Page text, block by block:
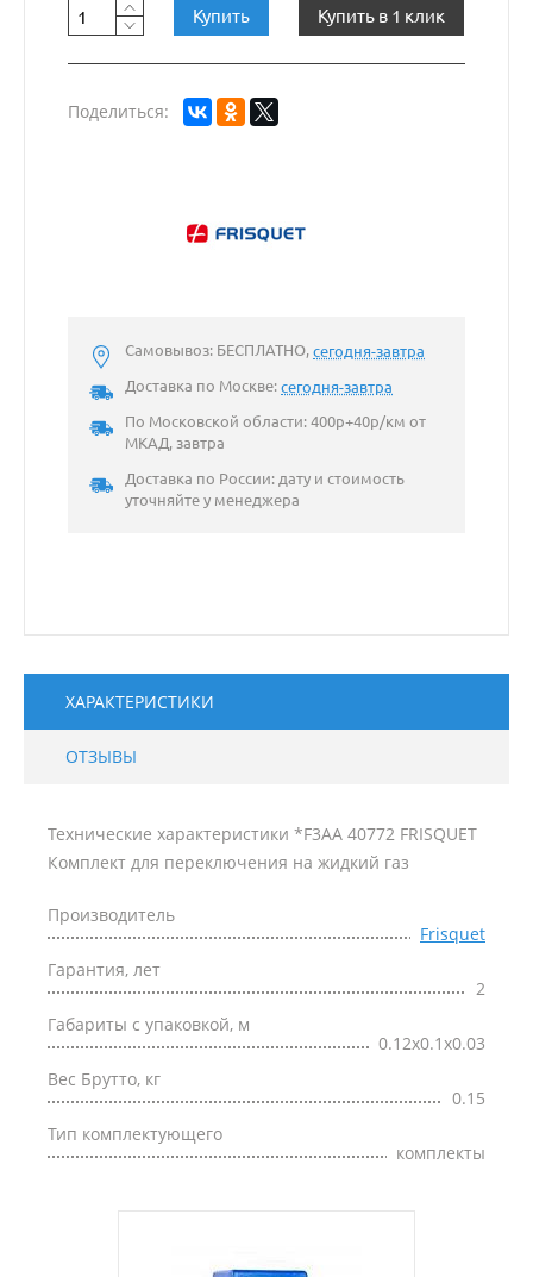
Купить Купить в 1 клик
Поделиться:
Самовывоз: БЕСПЛАТНО,сегодня-завтра
Доставка по Москве:сегодня-завтра
По Московской области: 400р+40р/км от
МКАД, завтра
Доставка по России: дату и стоимость
уточняйте у менеджера
ХАРАКТЕРИСТИКИ
ОТЗЫВЫ
Технические характеристики *F3AA 40772 FRISQUET
Комплект для переключения на жидкий газ
Производитель
Frisquet
Гарантия, лет
2
Габариты с упаковкой, м
0.12x0.1x0.03
Вес Брутто, кг
0.15
Тип комплектующего
комплекты